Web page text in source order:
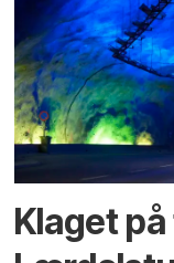
Klaget